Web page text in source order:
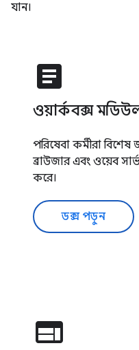
যান।
article
ওয়ার্কবক্স
পরিষেবা কর্মীরা
ব্রাউজার এবং ওয়েব
করে।
ডক্স পড়ুন
web